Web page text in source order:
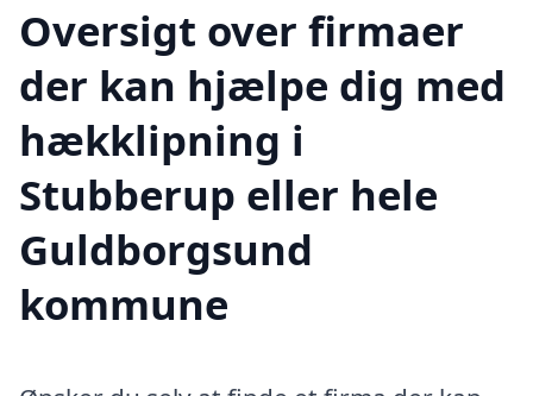
Oversigt over firmaer
der kan hjælpe dig med
hækklipning i
Stubberup eller hele
Guldborgsund
kommune